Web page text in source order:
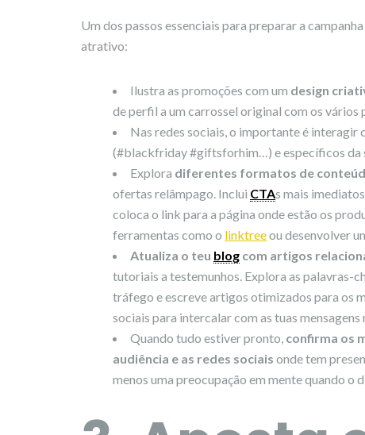
Um dos passos essenciais para preparar a
atrativo:
Ilustra as promoções com um design
de perfil a um carrossel original com os
Nas redes sociais, o importante é interagir
(#blackfriday #giftsforhim…) e específicos da
Explora diferentes formatos de
ofertas relâmpago. Inclui CTAs mais
coloca o link para a página onde estão os
ferramentas como o linktreeou desenvolver
Atualiza o teu blog com artigos
tutoriais a testemunhos. Explora as palavras-
tráfego e escreve artigos otimizados para os
sociais para intercalar com as tuas
Quando tudo estiver pronto, confirma os
audiência e as redes sociais onde tem
menos uma preocupação em mente quando o